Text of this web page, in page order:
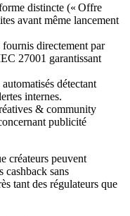
distincte (« Offre
avant même lancement
directement par
27001 garantissant
détectant
internes.
& community
publicité
créateurs peuvent
cashback sans
tant des régulateurs que